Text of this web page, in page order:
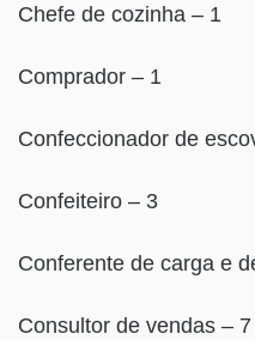
Chefe de cozinha – 1
Comprador – 1
Confeccionador de
Confeiteiro – 3
Conferente de carga e
Consultor de vendas – 7